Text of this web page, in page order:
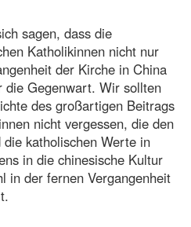
sagen, dass die
Katholikinnen nicht nur
der Kirche in China
die Gegenwart. Wir sollten
des großartigen Beitrags
nicht vergessen, die den
katholischen Werte in
in die chinesische Kultur
in der fernen Vergangenheit